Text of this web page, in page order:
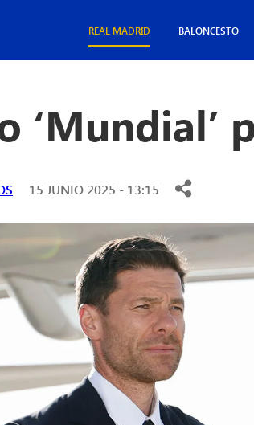
REAL MADRID BALONCESTO
‘Mundial’
15 JUNIO 2025 - 13:15